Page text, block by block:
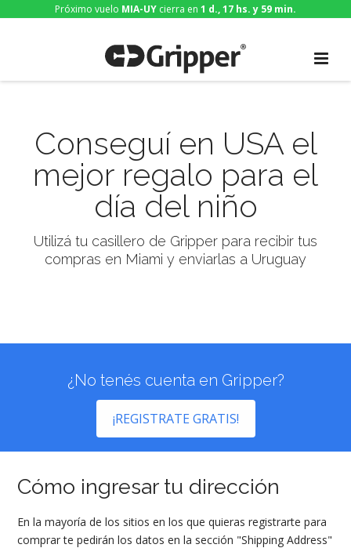
Próximo vuelo MIA-UY cierra en 1 d., 17 hs. y 59 min.
Conseguí en USA el
mejor regalo para el
día del niño
Utilizá tu casillero de Gripper para recibir tus
compras en Miami y enviarlas a Uruguay
¿No tenés cuenta en Gripper?
¡REGISTRATE GRATIS!
Cómo ingresar tu dirección
En la mayoría de los sitios en los que quieras registrarte para
comprar te pedirán los datos en la sección "Shipping Address"